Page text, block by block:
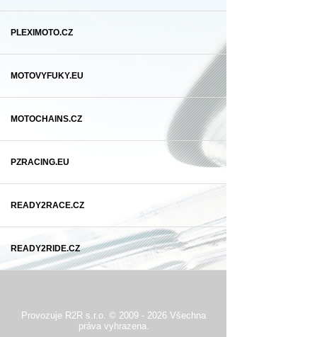
PLEXIMOTO.CZ
MOTOVYFUKY.EU
MOTOCHAINS.CZ
PZRACING.EU
READY2RACE.CZ
READY2RIDE.CZ
Provozuje R2R s.r.o. © 2009 - 2026 Všechna
práva vyhrazena.